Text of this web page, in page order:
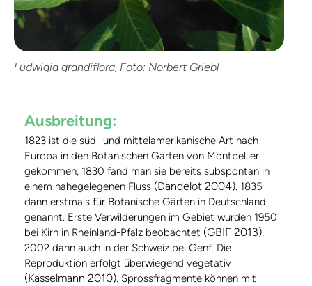
Ludwigia grandiflora, Foto: Norbert Griebl
Ausbreitung:
1823 ist die süd- und mittelamerikanische Art nach
Europa in den Botanischen Garten von Montpellier
gekommen, 1830 fand man sie bereits subspontan in
einem nahegelegenen Fluss (Dandelot 2004). 1835
dann erstmals für Botanische Gärten in Deutschland
genannt. Erste Verwilderungen im Gebiet wurden 1950
bei Kirn in Rheinland-Pfalz beobachtet (GBIF 2013),
2002 dann auch in der Schweiz bei Genf. Die
Reproduktion erfolgt überwiegend vegetativ
(Kasselmann 2010). Sprossfragmente können mit